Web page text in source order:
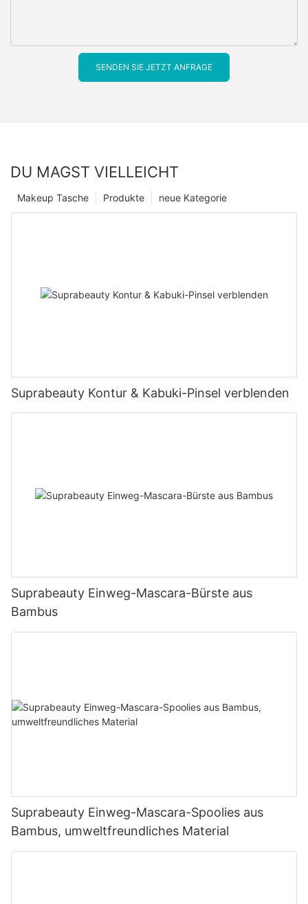
SENDEN SIE JETZT ANFRAGE
DU MAGST VIELLEICHT
neue Kategorie
Produkte
Makeup Tasche
Suprabeauty Kontur & Kabuki-Pinsel verblenden
Suprabeauty Einweg-Mascara-Bürste aus
Bambus
Suprabeauty Einweg-Mascara-Spoolies aus
Bambus, umweltfreundliches Material